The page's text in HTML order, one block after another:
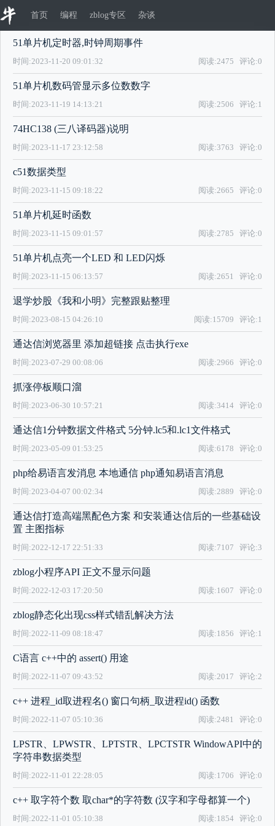
首页 编程 zblog专区 杂谈
51单片机定时器,时钟周期事件
时间:2023-11-20 09:01:32 评论:0
阅读:2475
51单片机数码管显示多位数数字
时间:2023-11-19 14:13:21 评论:1
阅读:2506
74HC138 (三八译码器)说明
时间:2023-11-17 23:12:58 评论:0
阅读:3763
c51数据类型
时间:2023-11-15 09:18:22 评论:0
阅读:2665
51单片机延时函数
时间:2023-11-15 09:01:57 评论:0
阅读:2785
51单片机点亮一个LED 和 LED闪烁
时间:2023-11-15 06:13:57 评论:0
阅读:2651
退学炒股《我和小明》完整跟贴整理
时间:2023-08-15 04:26:10 评论:1
阅读:15709
通达信浏览器里 添加超链接 点击执行exe
时间:2023-07-29 00:08:06 评论:0
阅读:2966
抓涨停板顺口溜
时间:2023-06-30 10:57:21 评论:0
阅读:3414
通达信1分钟数据文件格式 5分钟.lc5和.lc1文件格式
时间:2023-05-09 01:53:25 评论:0
阅读:6178
php给易语言发消息 本地通信 php通知易语言消息
时间:2023-04-07 00:02:34 评论:0
阅读:2889
通达信打造高端黑配色方案 和安装通达信后的一些基础设
置 主图指标
时间:2022-12-17 22:51:33 评论:3
阅读:7107
zblog小程序API 正文不显示问题
时间:2022-12-03 17:20:50 评论:0
阅读:1607
zblog静态化出现css样式错乱解决方法
时间:2022-11-09 08:18:47 评论:1
阅读:1856
C语言 c++中的 assert() 用途
时间:2022-11-07 09:43:52 评论:2
阅读:2017
c++ 进程_id取进程名() 窗口句柄_取进程id() 函数
时间:2022-11-07 05:10:36 评论:0
阅读:2481
LPSTR、LPWSTR、LPTSTR、LPCTSTR WindowAPI中的
字符串数据类型
时间:2022-11-01 22:28:05 评论:0
阅读:1706
c++ 取字符个数 取char*的字符数 (汉字和字母都算一个)
时间:2022-11-01 05:10:38 评论:0
阅读:1854